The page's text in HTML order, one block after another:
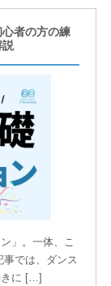
者の方の練
説
」。一体、こ
では、ダンス
きに […]